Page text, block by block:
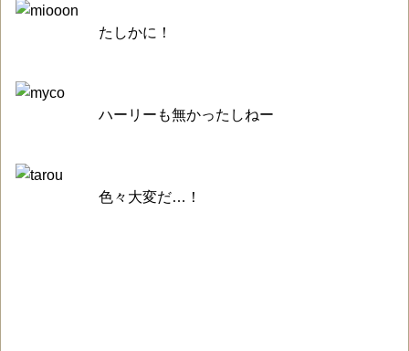
たしかに！
ハーリーも無かったしねー
色々大変だ…！